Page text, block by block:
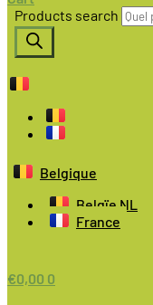
Products search
Belgique
Belgïe NL
France
€0,00 0